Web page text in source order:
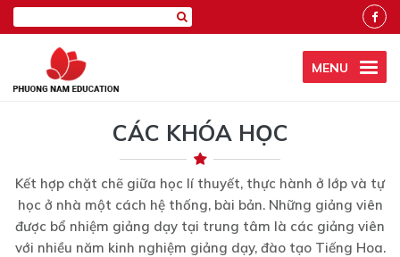
MENU
CÁC KHÓA HỌC
Kết hợp chặt chẽ giữa học lí thuyết, thực hành ở lớp và tự
học ở nhà một cách hệ thống, bài bản. Những giảng viên
được bổ nhiệm giảng dạy tại trung tâm là các giảng viên
với nhiều năm kinh nghiệm giảng dạy, đào tạo Tiếng Hoa.